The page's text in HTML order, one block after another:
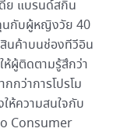
ย แบรนด์สกิน
นกับผู้หญิงวัย 40
สินค้าบนช่องทีวีอิน
ผู้ติดตามรู้สึกว่า
กว่าการโปรโม
ความสนใจกับ
Consumer